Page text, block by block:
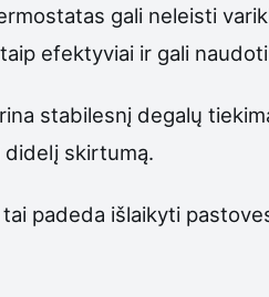
gali neleisti
efektyviai ir gali
stabilesnį degalų
didelį skirtumą.
padeda išlaikyti